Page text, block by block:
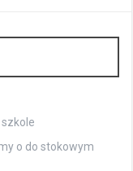
o do stokowym